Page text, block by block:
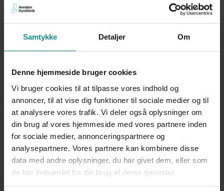
Samtykke Detaljer Om
Denne hjemmeside bruger cookies
Vi bruger cookies til at tilpasse vores indhold og
annoncer, til at vise dig funktioner til sociale medier og til
at analysere vores trafik. Vi deler også oplysninger om
din brug af vores hjemmeside med vores partnere inden
for sociale medier, annonceringspartnere og
analysepartnere. Vores partnere kan kombinere disse
data med andre oplysninger, du har givet dem, eller som
de har indsamlet fra din brug af deres tjenester.
Hvad leder du efter?
tandeftersyn** - max 6
årligt
1 undersøgelse for
indvoldsorm
Chipmærkning og
registrering i Dansk
Katteregister
1034 kr.
6266 kr.